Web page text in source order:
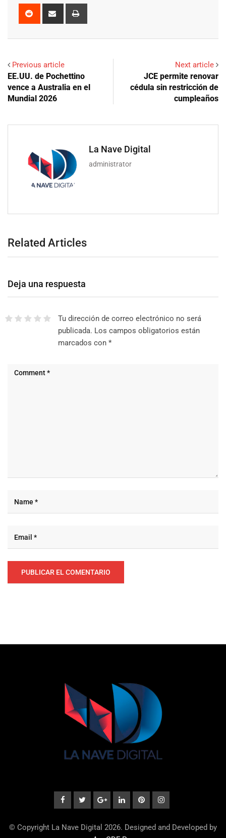
Reddit
Share
Previous article
EE.UU. de Pochettino
vence a Australia en el
Mundial 2026
Next article
JCE permite renovar
cédula sin restricción de
cumpleaños
La Nave Digital
administrator
Related Articles
Deja una respuesta
Tu dirección de correo electrónico no será
publicada. Los campos obligatorios están
marcados con *
© Copyright La Nave Digital 2026. Designed and Developed by